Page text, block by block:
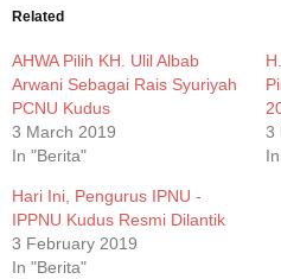
new
Related
AHWA Pilih KH. Ulil Albab
Arwani Sebagai Rais Syuriyah
PCNU Kudus
3 March 2019
In "Berita"
3
Hari Ini, Pengurus IPNU -
IPPNU Kudus Resmi Dilantik
3 February 2019
In "Berita"